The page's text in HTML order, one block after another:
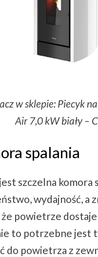
w sklepie: Piecyk
Air 7,0 kW biały –
spalania
szczelna komora
wydajność, a
powietrze
to potrzebne jest
do powietrza z